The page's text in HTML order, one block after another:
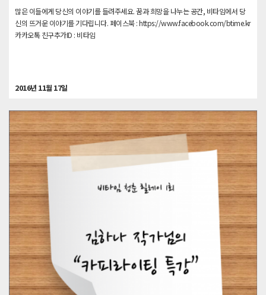
많은 이들에게 당신의 이야기를 들려주세요. 꿈과 희망을 나누는 공간, 비타임에서 당
신의 뜨거운 이야기를 기다립니다. 페이스북 : https://www.facebook.com/btime.kr
카카오톡 친구추가ID : 비타임
2016년 11월 17일